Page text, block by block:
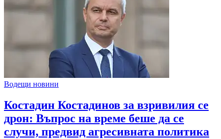
Водещи новини
Костадин Костадинов за взривилия се
дрон: Въпрос на време беше да се
случи, предвид агресивната политика